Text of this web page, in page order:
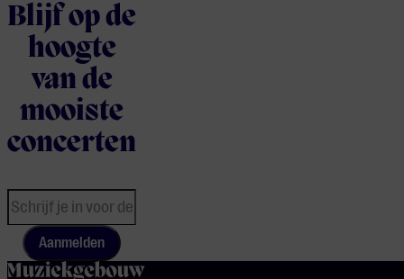
Blijf op de
hoogte
van de
mooiste
concerten
Aanmelden